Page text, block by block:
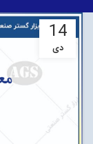
14
دی